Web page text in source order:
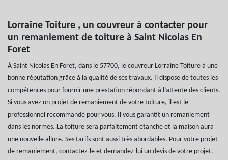
Lorraine Toiture , un couvreur à contacter pour
un remaniement de toiture à Saint Nicolas En
Foret
À Saint Nicolas En Foret, dans le 57700, le couvreur Lorraine Toiture à une
bonne réputation grâce à la qualité de ses travaux. Il dispose de toutes les
compétences pour fournir une prestation répondant à l’attente des clients.
Si vous avez un projet de remaniement de votre toiture, il est le
professionnel recommandé pour vous. Il vous garantit un remaniement
dans les normes. La toiture sera parfaitement étanche et la maison aura
une nouvelle allure. Ses tarifs sont aussi très abordables. Pour votre projet
de remaniement, contactez-le et demandez-lui un devis de votre projet.